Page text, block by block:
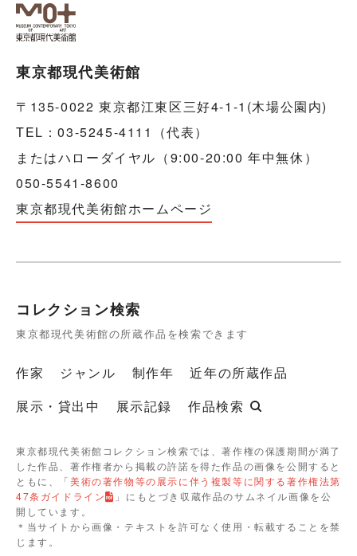
東京都現代美術館
〒135-0022 東京都江東区三好4-1-1(木場公園内)
TEL：03-5245-4111（代表）
またはハローダイヤル（9:00-20:00 年中無休）
050-5541-8600
東京都現代美術館ホームページ
コレクション検索
東京都現代美術館の所蔵作品を検索できます
作家 ジャンル 制作年
近年の所蔵作品
展示・貸出中
展示記録 作品検索
東京都現代美術館コレクション検索では、著作権の保護期間が満了
した作品、著作権者から掲載の許諾を得た作品の画像を公開すると
ともに、「美術の著作物等の展示に伴う複製等に関する著作権法第
47条ガイドライン
」にもとづき収蔵作品のサムネイル画像を公
開しています。
＊当サイトから画像・テキストを許可なく使用・転載することを禁
じます。